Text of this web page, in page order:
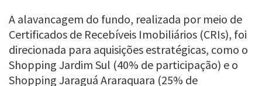
A alavancagem do fundo, realizada por meio de
Certificados de Recebíveis Imobiliários (CRIs), foi
direcionada para aquisições estratégicas, como o
Shopping Jardim Sul (40% de participação) e o
Shopping Jaraguá Araraquara (25% de